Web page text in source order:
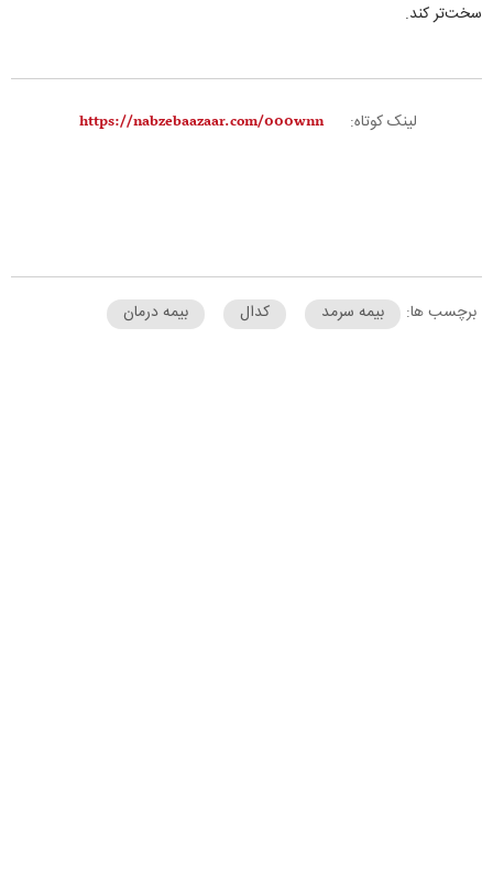
سخت‌تر کند.
لینک کوتاه:
برچسب ها: بیمه سرمد کدال بیمه درمان